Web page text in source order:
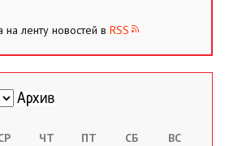
на ленту новостей в RSS
ЧТ ПТ СБ ВС